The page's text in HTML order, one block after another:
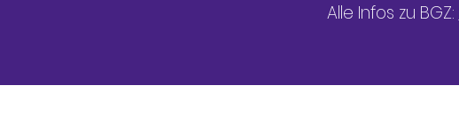
Alle Infos zu BGZ: